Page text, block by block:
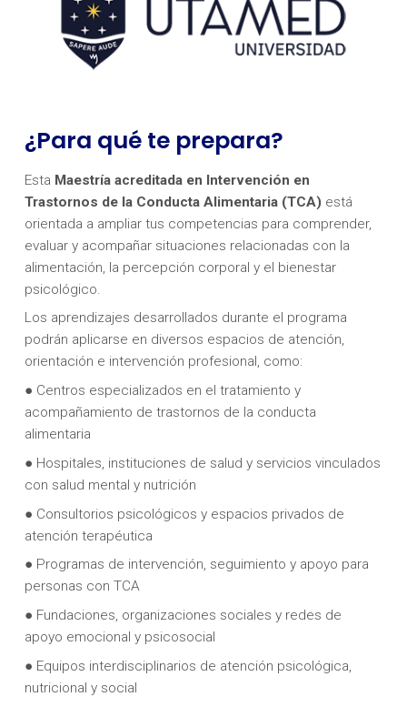
¿Para qué te prepara?
Esta Maestría acreditada en Intervención en
Trastornos de la Conducta Alimentaria (TCA) está
orientada a ampliar tus competencias para comprender,
evaluar y acompañar situaciones relacionadas con la
alimentación, la percepción corporal y el bienestar
psicológico.
Los aprendizajes desarrollados durante el programa
podrán aplicarse en diversos espacios de atención,
orientación e intervención profesional, como:
● Centros especializados en el tratamiento y
acompañamiento de trastornos de la conducta
alimentaria
● Hospitales, instituciones de salud y servicios vinculados
con salud mental y nutrición
● Consultorios psicológicos y espacios privados de
atención terapéutica
● Programas de intervención, seguimiento y apoyo para
personas con TCA
● Fundaciones, organizaciones sociales y redes de
apoyo emocional y psicosocial
● Equipos interdisciplinarios de atención psicológica,
nutricional y social